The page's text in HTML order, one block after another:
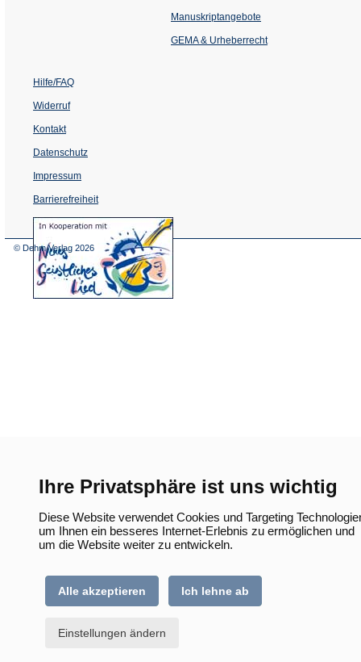
Ihre Privatsphäre ist uns wichtig
Diese Website verwendet Cookies und Targeting
um Ihnen ein besseres Internet-Erlebnis zu ermöglichen und
um die Website weiter zu entwickeln.
Alle akzeptieren Ich lehne ab
Einstellungen ändern
einem
Tab)
Manuskriptangebote
GEMA & Urheberrecht
Hilfe/FAQ
Widerruf
Kontakt
Datenschutz
Impressum
Barrierefreiheit
(Öffnet
in
© Dehm Verlag 2026